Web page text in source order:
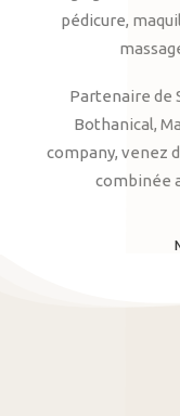
pédicure,
Partenaire de
Bothanical,
company, venez
combinée